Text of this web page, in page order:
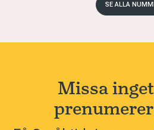
SE ALLA
Missa